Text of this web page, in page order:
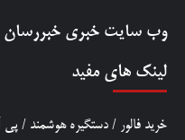
وب سایت خبری خبررسان
لینک های مفید
خرید فالور / دستگیره هوشمند / پی